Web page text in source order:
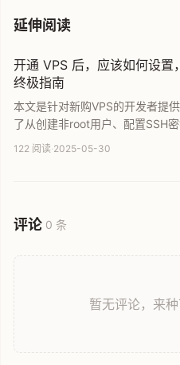
延伸阅读
开通 VPS 后，应该如何设置
终极指南
本文是针对新购VPS的开发者提
了从创建非root用户、配置SSH
火墙及自动化安全更新等关键步
122 阅读·2025-05-30
评论 0 条
暂无评论，来种